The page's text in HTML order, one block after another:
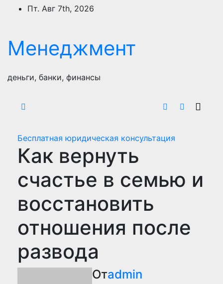
ПерейтиПт. Авг 7th, 2026
Менеджмент
деньги, банки, финансы
Бесплатная юридическая консультация
Как вернуть
счастье в семью и
восстановить
отношения после
развода
Отadmin